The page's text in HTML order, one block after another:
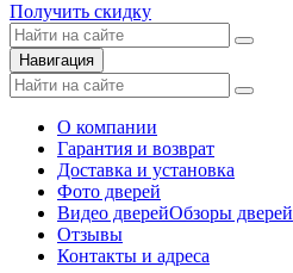
Получить скидку
Навигация
О компании
Гарантия и возврат
Доставка и установка
Фото дверей
Видео дверейОбзоры дверей
Отзывы
Контакты и адреса